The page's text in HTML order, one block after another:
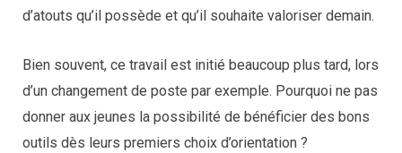
d’atouts qu’il possède et qu’il souhaite valoriser demain.
Bien souvent, ce travail est initié beaucoup plus tard, lors
d’un changement de poste par exemple. Pourquoi ne pas
donner aux jeunes la possibilité de bénéficier des bons
outils dès leurs premiers choix d’orientation ?